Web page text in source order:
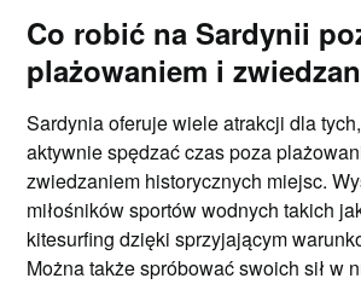
Co robić na Sardynii
plażowaniem i
Sardynia oferuje wiele atrakcji dla
aktywnie spędzać czas poza
zwiedzaniem historycznych miejsc.
miłośników sportów wodnych takich
kitesurfing dzięki sprzyjającym
Można także spróbować swoich sił w